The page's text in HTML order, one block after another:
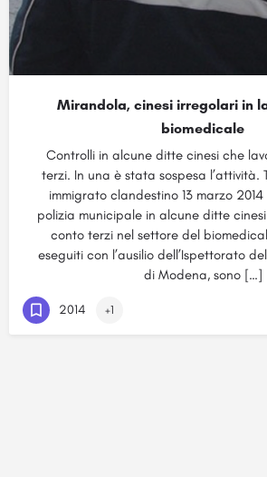
Mirandola, cinesi irregolari in
biomedicale
Controlli in alcune ditte cinesi che
terzi. In una è stata sospesa l’attività.
immigrato clandestino 13 marzo
polizia municipale in alcune ditte
conto terzi nel settore del
eseguiti con l’ausilio dell’Ispettorato
di Modena, sono […]
2014 +1